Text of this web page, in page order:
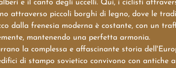
e il canto degli uccelli. Qui, i ciclisti
attraverso piccoli borghi di legno, dove le
dalla frenesia moderna è costante, con un
mantenendo una perfetta armonia.
la complessa e affascinante storia
di stampo sovietico convivono con antiche